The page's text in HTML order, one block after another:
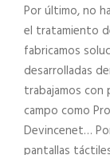
Por último, no
el tratamiento
fabricamos
desarrolladas
trabajamos con
campo como
Devincenet…
pantallas